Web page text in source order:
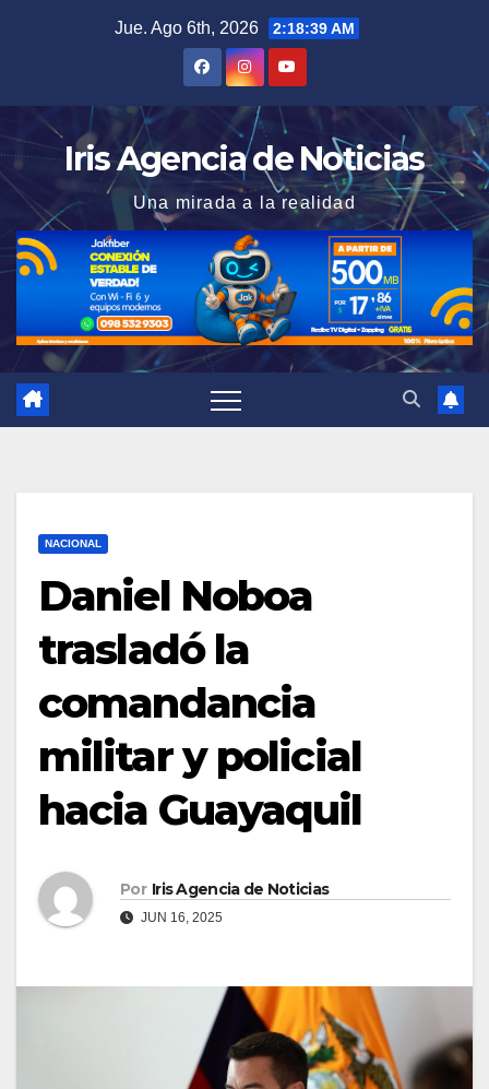
Jue. Ago 6th, 2026 2:18:40 AM
Iris Agencia de Noticias
Una mirada a la realidad
NACIONAL
Daniel Noboa
trasladó la
comandancia
militar y policial
hacia Guayaquil
Por Iris Agencia de Noticias
JUN 16, 2025